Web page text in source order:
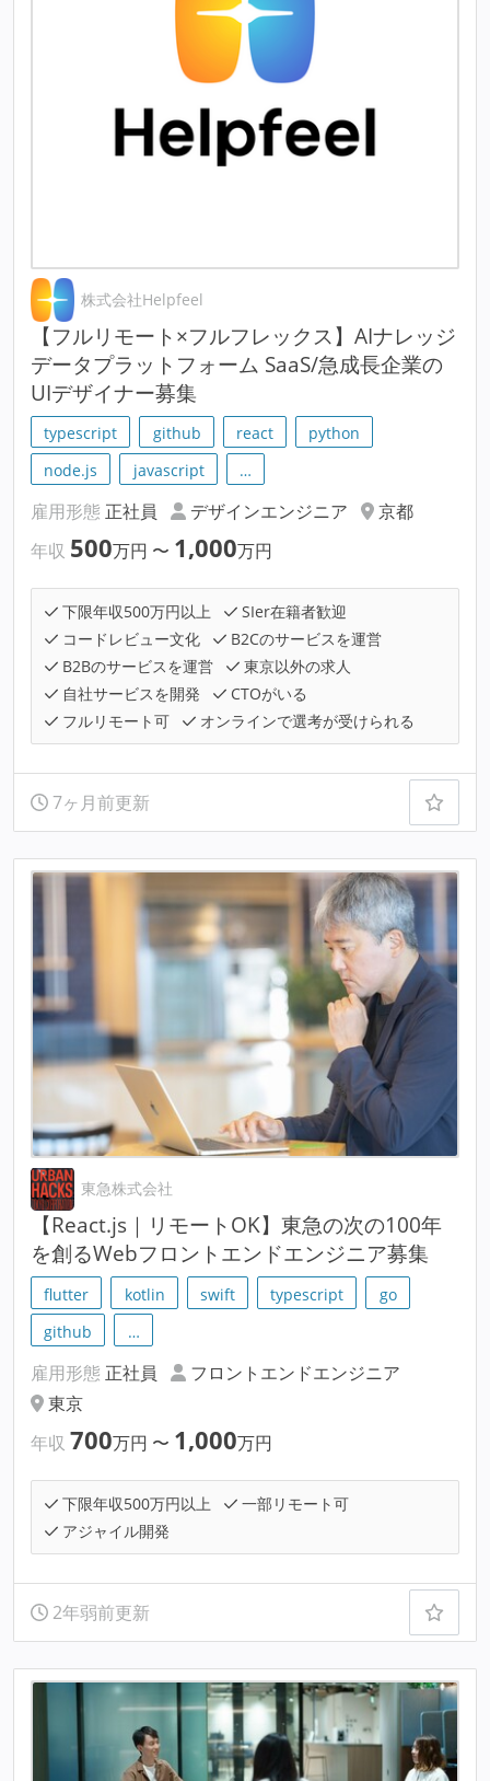
株式会社Helpfeel
【フルリモート×フルフレックス】AIナレッジ
データプラットフォーム SaaS/急成長企業の
UIデザイナー募集
typescript github react
python
node.js
javascript …
雇用形態 正社員 デザインエンジニア
京都
年収 500万円 〜 1,000万円
下限年収500万円以上
SIer在籍者歓迎
コードレビュー文化
B2Cのサービスを運営
B2Bのサービスを運営
東京以外の求人
自社サービスを開発
CTOがいる
フルリモート可
オンラインで選考が受けられる
7ヶ月前更新
東急株式会社
【React.js｜リモートOK】東急の次の100年
を創るWebフロントエンドエンジニア募集
flutter kotlin swift typescript
go
github
…
雇用形態 正社員
フロントエンドエンジニア
東京
年収 700万円 〜 1,000万円
下限年収500万円以上
一部リモート可
アジャイル開発
2年弱前更新